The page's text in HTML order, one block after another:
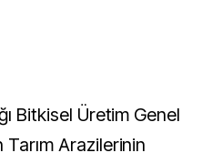
Bitkisel Üretim Genel
Arazilerinin